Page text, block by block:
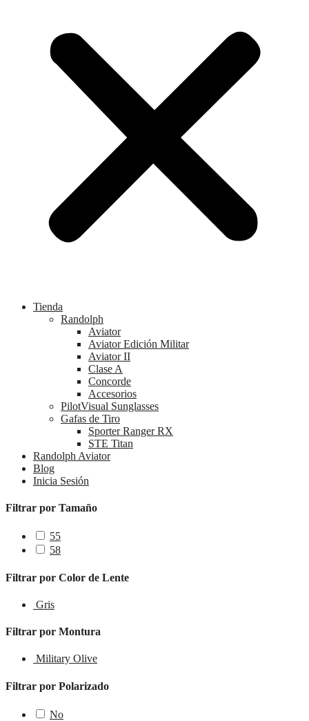
Tienda
Randolph
Aviator
Aviator Edición Militar
Aviator II
Clase A
Concorde
Accesorios
PilotVisual Sunglasses
Gafas de Tiro
Sporter Ranger RX
STE Titan
Randolph Aviator
Blog
Inicia Sesión
Filtrar por Tamaño
55
58
Filtrar por Color de Lente
Gris
Filtrar por Montura
Military Olive
Filtrar por Polarizado
No